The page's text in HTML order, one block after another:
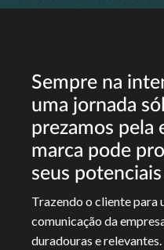
Sempre na
uma jornada
prezamos pela
marca pode
seus
Trazendo o cliente para
comunicação da
duradouras e relevantes.